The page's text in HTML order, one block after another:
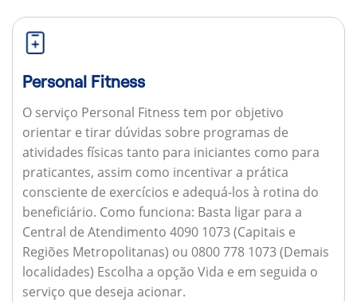
Personal Fitness
O serviço Personal Fitness tem por objetivo
orientar e tirar dúvidas sobre programas de
atividades físicas tanto para iniciantes como para
praticantes, assim como incentivar a prática
consciente de exercícios e adequá-los à rotina do
beneficiário. Como funciona: Basta ligar para a
Central de Atendimento 4090 1073 (Capitais e
Regiões Metropolitanas) ou 0800 778 1073 (Demais
localidades) Escolha a opção Vida e em seguida o
serviço que deseja acionar.